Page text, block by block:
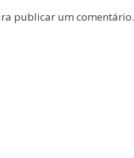
publicar um comentário.